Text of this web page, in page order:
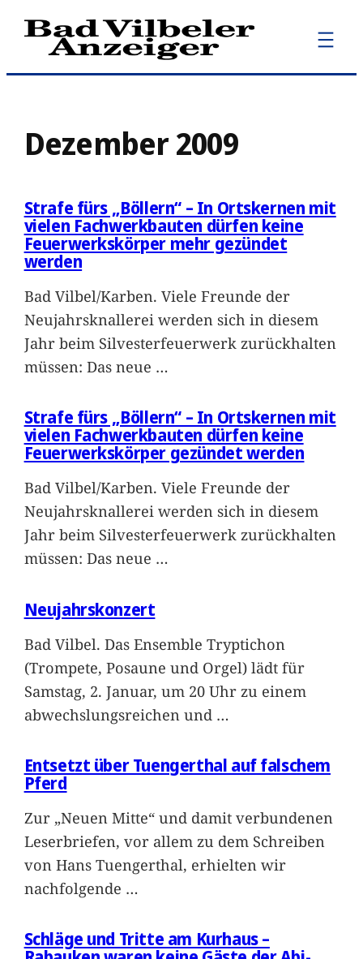
Zum
Inhalt
Dezember 2009
Strafe fürs „Böllern“ – In Ortskernen mit
vielen Fachwerkbauten dürfen keine
Feuerwerkskörper mehr gezündet
werden
Bad Vilbel/Karben. Viele Freunde der
Neujahrsknallerei werden sich in diesem
Jahr beim Silvesterfeuerwerk zurückhalten
müssen: Das neue …
Strafe fürs „Böllern“ – In Ortskernen mit
vielen Fachwerkbauten dürfen keine
Feuerwerkskörper gezündet werden
Bad Vilbel/Karben. Viele Freunde der
Neujahrsknallerei werden sich in diesem
Jahr beim Silvesterfeuerwerk zurückhalten
müssen: Das neue …
Neujahrskonzert
Bad Vilbel. Das Ensemble Tryptichon
(Trompete, Posaune und Orgel) lädt für
Samstag, 2. Januar, um 20 Uhr zu einem
abwechslungsreichen und …
Entsetzt über Tuengerthal auf falschem
Pferd
Zur „Neuen Mitte“ und damit verbundenen
Leserbriefen, vor allem zu dem Schreiben
von Hans Tuengerthal, erhielten wir
nachfolgende …
Schläge und Tritte am Kurhaus –